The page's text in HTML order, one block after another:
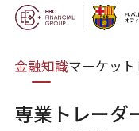
金融知識マーケッ
専業トレーダ